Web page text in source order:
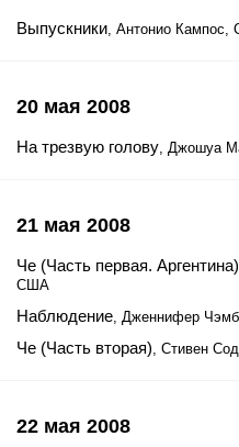
Выпускники, Антонио
20 мая 2008
На трезвую голову, Джошуа
21 мая 2008
Че (Часть первая. Аргентина)
США
Наблюдение, Дженнифер
Че (Часть вторая), Стивен
22 мая 2008